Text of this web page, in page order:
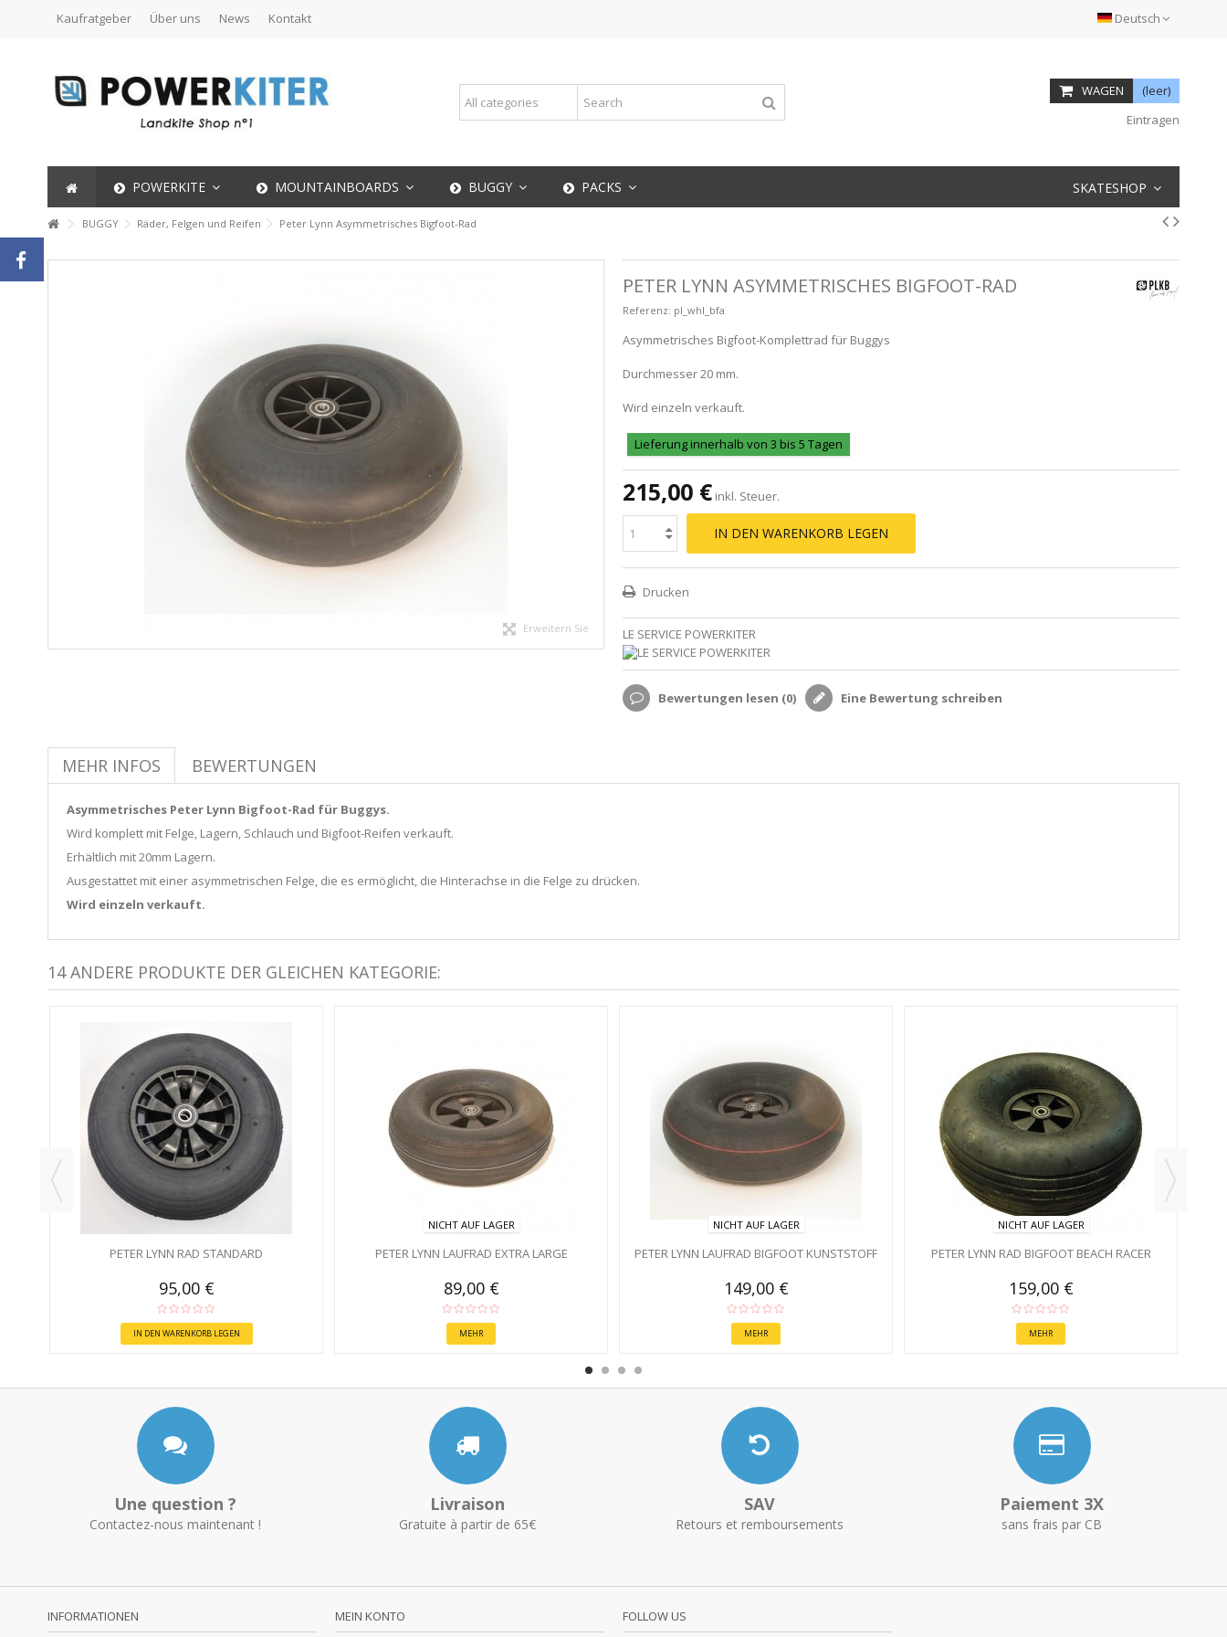
Deutsch
Kaufratgeber Über uns News Kontakt
WAGEN
(leer)
Eintragen
POWERKITE MOUNTAINBOARDS BUGGY PACKS SKATESHOP
BUGGY Räder, Felgen und Reifen Peter Lynn Asymmetrisches Bigfoot-Rad
Erweitern Sie
PETER LYNN ASYMMETRISCHES BIGFOOT-RAD
Referenz: pl_whl_bfa
Asymmetrisches Bigfoot-Komplettrad für Buggys
Durchmesser 20 mm.
Wird einzeln verkauft.
Lieferung innerhalb von 3 bis 5 Tagen
215,00 € inkl. Steuer.
IN DEN WARENKORB LEGEN
Drucken
LE SERVICE POWERKITER
Bewertungen lesen (0) Eine Bewertung schreiben
MEHR INFOS BEWERTUNGEN
Asymmetrisches Peter Lynn Bigfoot-Rad für Buggys.
Wird komplett mit Felge, Lagern, Schlauch und Bigfoot-Reifen verkauft.
Erhältlich mit 20mm Lagern.
Ausgestattet mit einer asymmetrischen Felge, die es ermöglicht, die Hinterachse in die Felge zu drücken.
Wird einzeln verkauft.
14 ANDERE PRODUKTE DER GLEICHEN KATEGORIE:
PETER LYNN RAD STANDARD
95,00 €
IN DEN WARENKORB LEGEN
NICHT AUF LAGER
PETER LYNN LAUFRAD EXTRA LARGE
89,00 €
MEHR
NICHT AUF LAGER
PETER LYNN LAUFRAD BIGFOOT KUNSTSTOFF
149,00 €
MEHR
NICHT AUF LAGER
PETER LYNN RAD BIGFOOT BEACH RACER
159,00 €
MEHR
Une question ?
Contactez-nous maintenant !
Livraison
Gratuite à partir de 65€
SAV
Retours et remboursements
Paiement 3X
sans frais par CB
INFORMATIONEN MEIN KONTO FOLLOW US